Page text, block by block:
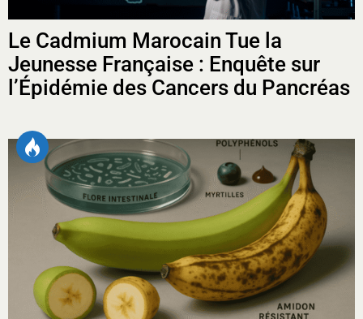
Le Cadmium Marocain Tue la
Jeunesse Française : Enquête sur
l’Épidémie des Cancers du Pancréas